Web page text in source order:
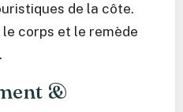
de la côte.
le corps et le remède
&